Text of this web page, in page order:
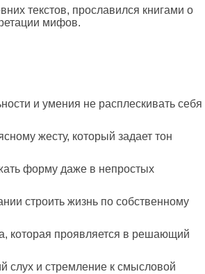
текстов, прославился книгами о
мифов.
и умения не расплескивать себя
жесту, который задает тон
форму даже в непростых
строить жизнь по собственному
которая проявляется в решающий
слух и стремление к смысловой